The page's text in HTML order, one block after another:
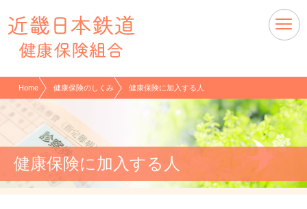
Home 健康保険のしくみ 健康保険に加入する人
健康保険に加入する人